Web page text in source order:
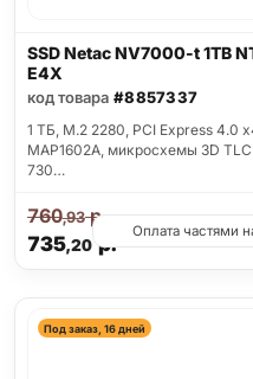
SSD Netac NV7000-t 1TB
E4X
код товара #8857337
1 ТБ, M.2 2280, PCI Express 4.0
MAP1602A, микросхемы 3D
730…
735,20р.
760,93р.
Оплата частями
Под заказ, 16 дней